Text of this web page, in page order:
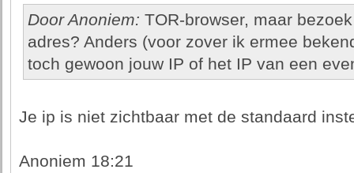
Door Anoniem: TOR-browser, maar
adres? Anders (voor zover ik ermee
toch gewoon jouw IP of het IP van een
Je ip is niet zichtbaar met de standaard
Anoniem 18:21